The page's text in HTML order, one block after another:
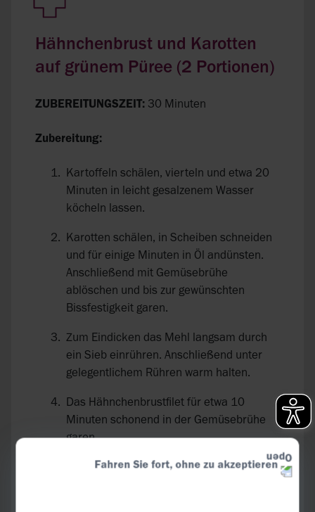
Fahren Sie fort, ohne zu akzeptieren
Hähnchenbrust und Karotten
auf grünem Püree (2 Portionen)
ZUBEREITUNGSZEIT: 30 Minuten
Zubereitung:
Kartoffeln schälen, vierteln und etwa 20
Minuten in leicht gesalzenem Wasser
köcheln lassen.
Karotten schälen, in Scheiben schneiden
und für einige Minuten in Öl andünsten.
Anschließend mit Gemüsebrühe
ablöschen und bis zur gewünschten
Bissfestigkeit garen.
Zum Eindicken das Mehl langsam durch
ein Sieb einrühren. Anschließend unter
gelegentlichem Rühren warm halten.
Das Hähnchenbrustfilet für etwa 10
Minuten schonend in der Gemüsebrühe
garen.
Währenddessen den Weißwein